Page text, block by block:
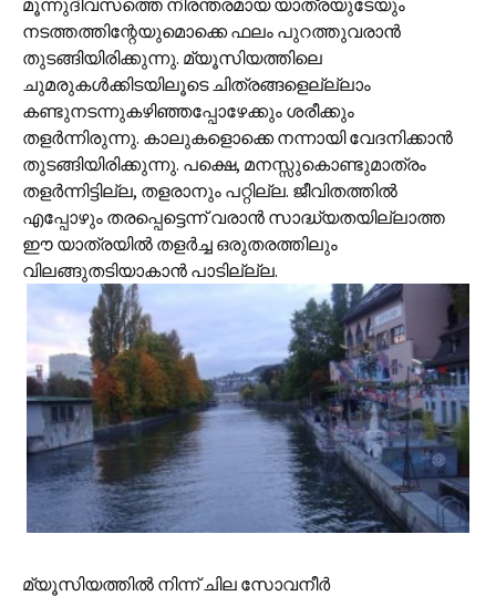
മൂന്നുദിവസത്തെ നിരന്തരമായ യാത്രയുടേയും
നടത്തത്തിന്റേയുമൊക്കെ ഫലം പുറത്തുവരാന്‍
തുടങ്ങിയിരിക്കുന്നു. മ്യൂസിയത്തിലെ
ചുമരുകള്‍ക്കിടയിലൂടെ ചിത്രങ്ങളെല്ല്ലാം
കണ്ടുനടന്നുകഴിഞ്ഞപ്പോഴേക്കും ശരീക്കും
തളര്‍ന്നിരുന്നു. കാലുകളൊക്കെ നന്നായി വേദനിക്കാന്‍
തുടങ്ങിയിരിക്കുന്നു. പക്ഷെ, മനസ്സുകൊണ്ടുമാത്രം
തളര്‍ന്നിട്ടില്ല, തളരാനും പറ്റില്ല. ജീവിതത്തില്‍
എപ്പോഴും തരപ്പെട്ടെന്ന് വരാന്‍ സാദ്ധ്യതയില്ലാത്ത
ഈ യാത്രയില്‍ തളര്‍ച്ച ഒരുതരത്തിലും
വിലങ്ങുതടിയാകാന്‍ പാടില്ല്ല.
മ്യൂസിയത്തില്‍ നിന്ന് ചില സോവനീര്‍